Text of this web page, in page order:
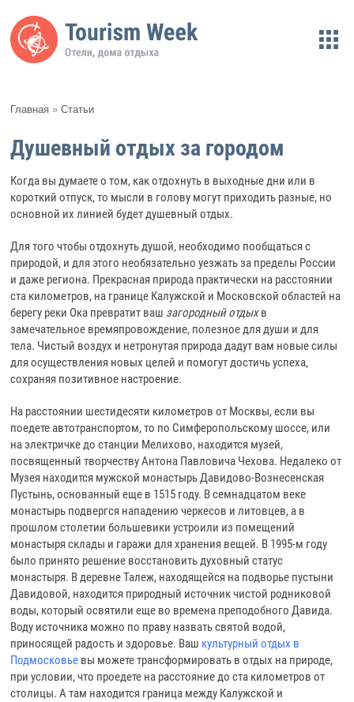
Главная »Статьи
Душевный отдых за городом
Когда вы думаете о том, как отдохнуть в выходные дни или в
короткий отпуск, то мысли в голову могут приходить разные, но
основной их линией будет душевный отдых.
Для того чтобы отдохнуть душой, необходимо пообщаться с
природой, и для этого необязательно уезжать за пределы России
и даже региона. Прекрасная природа практически на расстоянии
ста километров, на границе Калужской и Московской областей на
берегу реки Ока превратит ваш загородный отдыхв
замечательное времяпровождение, полезное для души и для
тела. Чистый воздух и нетронутая природа дадут вам новые силы
для осуществления новых целей и помогут достичь успеха,
сохраняя позитивное настроение.
На расстоянии шестидесяти километров от Москвы, если вы
поедете автотранспортом, то по Симферопольскому шоссе, или
на электричке до станции Мелихово, находится музей,
посвященный творчеству Антона Павловича Чехова. Недалеко от
Музея находится мужской монастырь Давидово-Вознесенская
Пустынь, основанный еще в 1515 году. В семнадцатом веке
монастырь подвергся нападению черкесов и литовцев, а в
прошлом столетии большевики устроили из помещений
монастыря склады и гаражи для хранения вещей. В 1995-м году
было принято решение восстановить духовный статус
монастыря. В деревне Талеж, находящейся на подворье пустыни
Давидовой, находится природный источник чистой родниковой
воды, который освятили еще во времена преподобного Давида.
Воду источника можно по праву назвать святой водой,
приносящей радость и здоровье. Ваш культурный отдых в
Подмосковье вы можете трансформировать в отдых на природе,
при условии, что проедете на расстояние до ста километров от
столицы. А там находится граница между Калужской и